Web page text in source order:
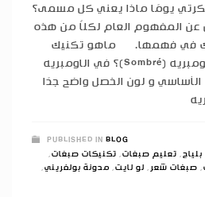
يومًا ماذا يعني كل مسمى؟
المفهوم العام لكلاً من هذه
في فهمها. ماهو تكنيك
الأومبريه(ombré) و السومبريه (Sombré)؟ في الاومبريه
الأساسي و لون الخصل واضح جدًا
PUBLISHED IN BLOG
بلياج, تعليم صبغات, تكنيكات صبغات,
, صبغات شعر, لو لايت, مدونة بولفريني,